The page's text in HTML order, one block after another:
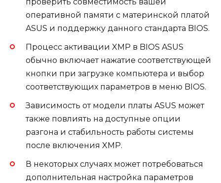
оперативной памяти с материнской платой
ASUS и поддержку данного стандарта BIOS.
Процесс активации XMP в BIOS ASUS
обычно включает нажатие соответствующей
кнопки при загрузке компьютера и выбор
соответствующих параметров в меню BIOS.
Зависимость от модели платы ASUS может
также повлиять на доступные опции
разгона и стабильность работы системы
после включения XMP.
В некоторых случаях может потребоваться
дополнительная настройка параметров